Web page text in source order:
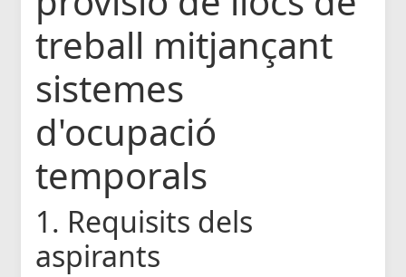
treball mitjançant
sistemes
d'ocupació
temporals
1. Requisits dels
aspirants